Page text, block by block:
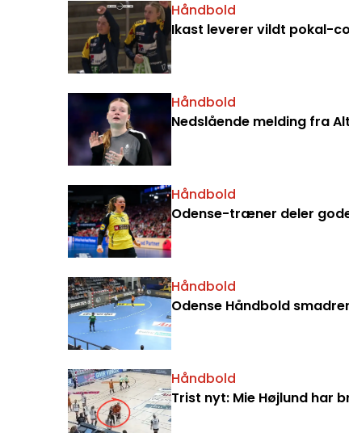
Håndbold
Ikast leverer vildt pokal-
Håndbold
Nedslående melding fra
Håndbold
Odense-træner deler
Håndbold
Odense Håndbold
Håndbold
Trist nyt: Mie Højlund har